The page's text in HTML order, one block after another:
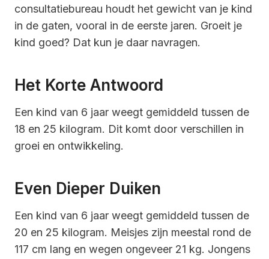
consultatiebureau houdt het gewicht van je kind
in de gaten, vooral in de eerste jaren. Groeit je
kind goed? Dat kun je daar navragen.
Het Korte Antwoord
Een kind van 6 jaar weegt gemiddeld tussen de
18 en 25 kilogram. Dit komt door verschillen in
groei en ontwikkeling.
Even Dieper Duiken
Een kind van 6 jaar weegt gemiddeld tussen de
20 en 25 kilogram. Meisjes zijn meestal rond de
117 cm lang en wegen ongeveer 21 kg. Jongens